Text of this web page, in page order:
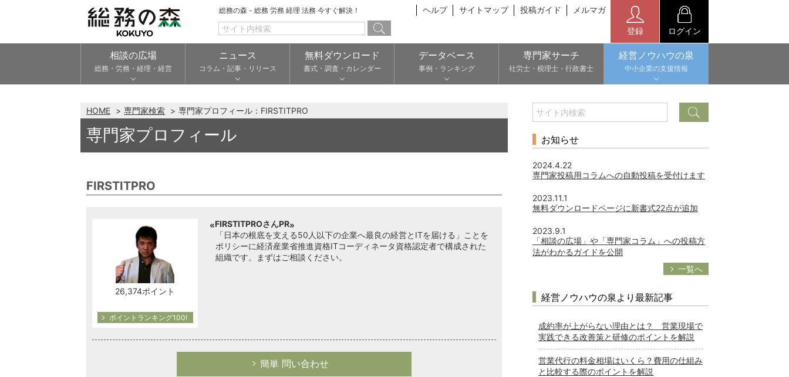
総務の森 - 総務 労務 経理 法務 今すぐ解決！ ヘルプ サイトマップ 投稿ガイド メルマガ
登録 ログイン
相談の広場
総務・労務・経理・経営
ニュース
コラム・記事・リリース
無料ダウンロード
書式・調査・カレンダー
データベース
事例・ランキング
専門家サーチ
社労士・税理士・行政書士
経営ノウハウの泉
中小企業の支援情報
HOME 専門家検索 専門家プロフィール：FIRSTITPRO
専門家プロフィール
FIRSTITPRO
26,374ポイント
ポイントランキング100!
FIRSTITPROさんPR
「日本の根底を支える50人以下の企業へ最良の経営とITを届ける」ことを
ポリシーに経済産業省推進資格ITコーディネータ資格認定者で構成された
組織です。まずはご相談ください。
簡単 問い合わせ
お知らせ
2024.4.22
専門家投稿用コラムへの自動投稿を受付けます
2023.11.1
無料ダウンロードページに新書式22点が追加
2023.9.1
「相談の広場」や「専門家コラム」への投稿方
法がわかるガイドを公開
一覧へ
経営ノウハウの泉より最新記事
成約率が上がらない理由とは？ 営業現場で
実践できる改善策と研修のポイントを解説
営業代行の料金相場はいくら？費用の仕組み
と比較する際のポイントを解説